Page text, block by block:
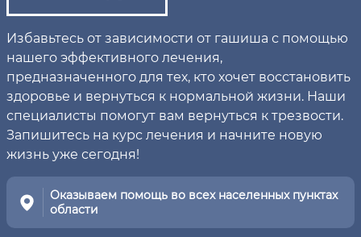
Избавьтесь от зависимости от гашиша с помощью
нашего эффективного лечения,
предназначенного для тех, кто хочет восстановить
здоровье и вернуться к нормальной жизни. Наши
специалисты помогут вам вернуться к трезвости.
Запишитесь на курс лечения и начните новую
жизнь уже сегодня!
Оказываем помощь во всех населенных пунктах
области